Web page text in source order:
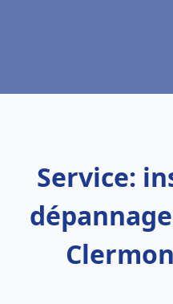
Service: